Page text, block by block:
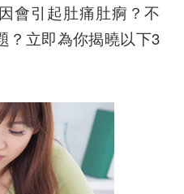
會引起肚痛肚痾？不
？立即為你揭曉以下3